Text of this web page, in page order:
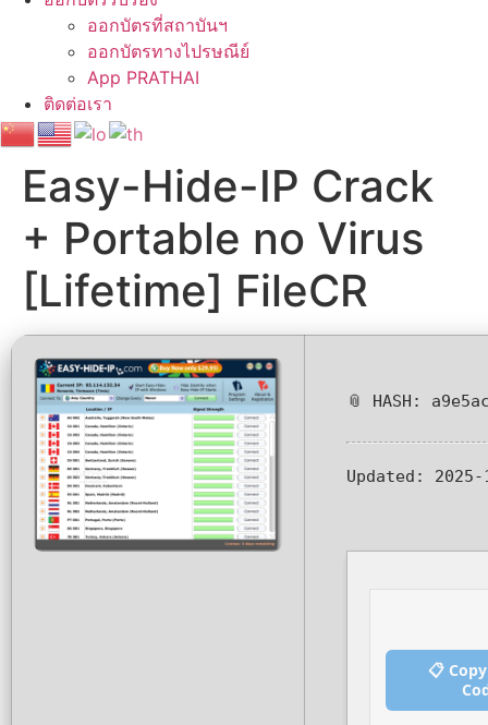
ออกบัตรที่สถาบันฯ
ออกบัตรทางไปรษณีย์
App PRATHAI
ติดต่อเรา
Easy-Hide-IP Crack
+ Portable no Virus
[Lifetime] FileCR
📎 HASH:
Updated: 2025-
📋